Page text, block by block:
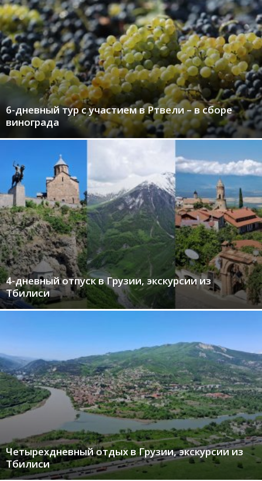
6-дневный тур с участием в Ртвели – в сборе
винограда
4-дневный отпуск в Грузии, экскурсии из
Тбилиси
Четырехдневный отдых в Грузии, экскурсии из
Тбилиси